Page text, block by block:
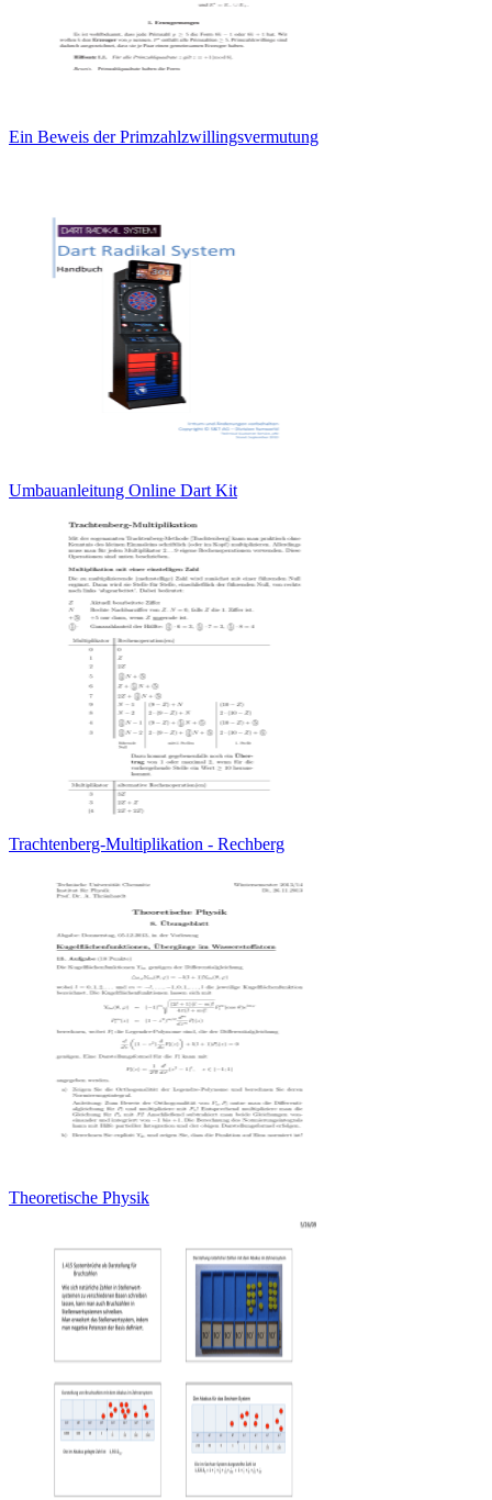
Ein Beweis der Primzahlzwillingsvermutung
Umbauanleitung Online Dart Kit
Trachtenberg-Multiplikation - Rechberg
Theoretische Physik